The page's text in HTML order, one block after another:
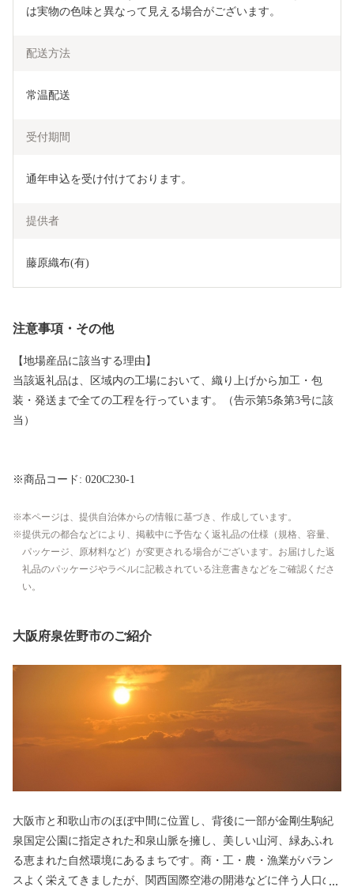
は実物の色味と異なって見える場合がございます。
配送方法
常温配送
受付期間
通年申込を受け付けております。
提供者
藤原織布(有)
注意事項・その他
【地場産品に該当する理由】
当該返礼品は、区域内の工場において、織り上げから加工・包
装・発送まで全ての工程を行っています。（告示第5条第3号に該
当）
※商品コード: 020C230-1
本ページは、提供自治体からの情報に基づき、作成しています。
提供元の都合などにより、掲載中に予告なく返礼品の仕様（規格、容量、
パッケージ、原材料など）が変更される場合がございます。お届けした返
礼品のパッケージやラベルに記載されている注意書きなどをご確認くださ
い。
大阪府泉佐野市のご紹介
大阪市と和歌山市のほぼ中間に位置し、背後に一部が金剛生駒紀
泉国定公園に指定された和泉山脈を擁し、美しい山河、緑あふれ
る恵まれた自然環境にあるまちです。商・工・農・漁業がバラン
スよく栄えてきましたが、関西国際空港の開港などに伴う人口の